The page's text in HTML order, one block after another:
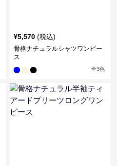
¥5,570 (税込)
骨格ナチュラルシャツワンピー
ス
全3色